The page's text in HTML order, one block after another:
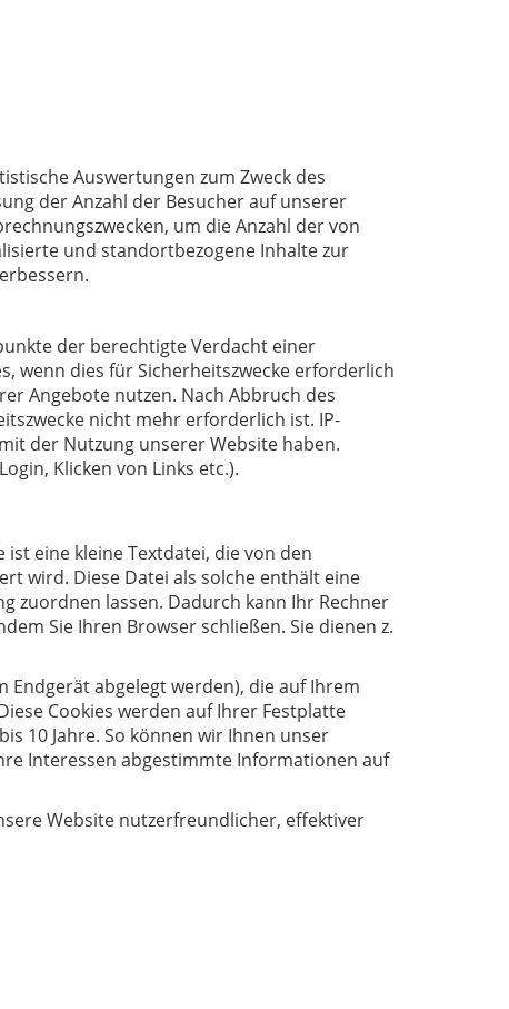
Auswertungen zum Zweck des
der Anzahl der Besucher auf unserer
um die Anzahl der von
und standortbezogene Inhalte zur
der berechtigte Verdacht einer
wenn dies für Sicherheitszwecke erforderlich
Angebote nutzen. Nach Abbruch des
nicht mehr erforderlich ist. IP-
der Nutzung unserer Website haben.
Klicken von Links etc.).
eine kleine Textdatei, die von den
wird. Diese Datei als solche enthält eine
zuordnen lassen. Dadurch kann Ihr Rechner
Sie Ihren Browser schließen. Sie dienen z.
Endgerät abgelegt werden), die auf Ihrem
Cookies werden auf Ihrer Festplatte
10 Jahre. So können wir Ihnen unser
Interessen abgestimmte Informationen auf
Website nutzerfreundlicher, effektiver